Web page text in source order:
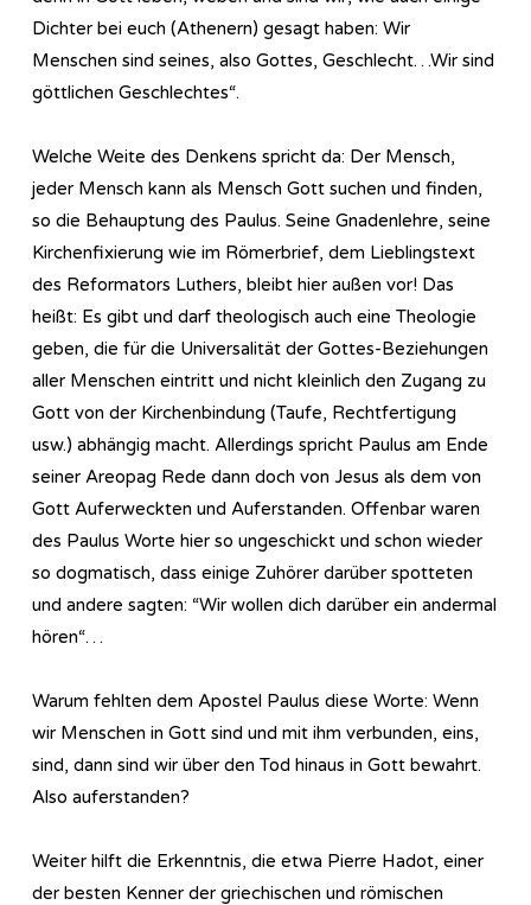
Dichter bei euch (Athenern) gesagt haben: Wir
Menschen sind seines, also Gottes, Geschlecht…Wir sind
göttlichen Geschlechtes“.
Welche Weite des Denkens spricht da: Der Mensch,
jeder Mensch kann als Mensch Gott suchen und finden,
so die Behauptung des Paulus. Seine Gnadenlehre, seine
Kirchenfixierung wie im Römerbrief, dem Lieblingstext
des Reformators Luthers, bleibt hier außen vor! Das
heißt: Es gibt und darf theologisch auch eine Theologie
geben, die für die Universalität der Gottes-Beziehungen
aller Menschen eintritt und nicht kleinlich den Zugang zu
Gott von der Kirchenbindung (Taufe, Rechtfertigung
usw.) abhängig macht. Allerdings spricht Paulus am Ende
seiner Areopag Rede dann doch von Jesus als dem von
Gott Auferweckten und Auferstanden. Offenbar waren
des Paulus Worte hier so ungeschickt und schon wieder
so dogmatisch, dass einige Zuhörer darüber spotteten
und andere sagten: “Wir wollen dich darüber ein andermal
hören“…
Warum fehlten dem Apostel Paulus diese Worte: Wenn
wir Menschen in Gott sind und mit ihm verbunden, eins,
sind, dann sind wir über den Tod hinaus in Gott bewahrt.
Also auferstanden?
Weiter hilft die Erkenntnis, die etwa Pierre Hadot, einer
der besten Kenner der griechischen und römischen